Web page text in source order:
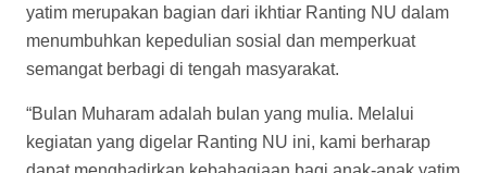
yatim merupakan bagian dari ikhtiar Ranting NU dalam
menumbuhkan kepedulian sosial dan memperkuat
semangat berbagi di tengah masyarakat.
“Bulan Muharam adalah bulan yang mulia. Melalui
kegiatan yang digelar Ranting NU ini, kami berharap